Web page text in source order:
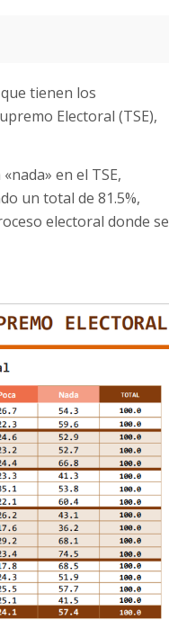
tienen los
Electoral (TSE),
en el TSE,
un total de 81.5%,
electoral donde se